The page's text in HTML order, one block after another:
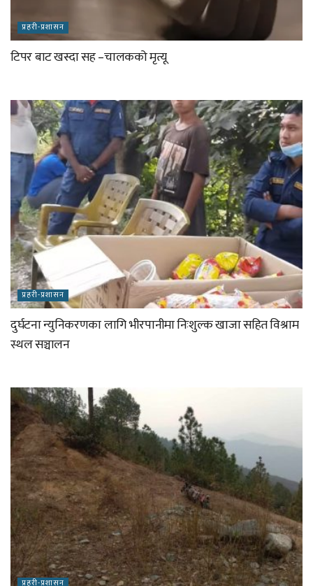
प्रहरी-प्रशासन
टिपर बाट खस्दा सह –चालकको मृत्यू
प्रहरी-प्रशासन
दुर्घटना न्युनिकरणका लागि भीरपानीमा निःशुल्क खाजा सहित विश्राम
स्थल सञ्चालन
प्रहरी-प्रशासन